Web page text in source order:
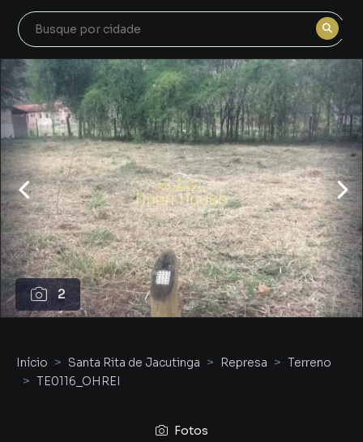
2
Início Santa Rita de Jacutinga Represa
Terreno
TE0116_OHREI
Fotos